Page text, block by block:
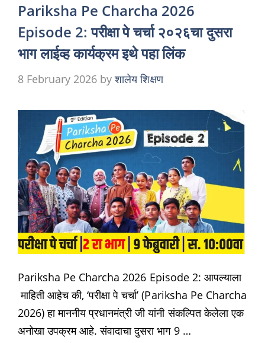
Pariksha Pe Charcha 2026
Episode 2: परीक्षा पे चर्चा २०२६चा दुसरा
भाग लाईव्ह कार्यक्रम इथे पहा लिंक
8 February 2026 byशालेय शिक्षण
Pariksha Pe Charcha 2026 Episode 2: आपल्याला
माहिती आहेच की, ‘परीक्षा पे चर्चा’ (Pariksha Pe Charcha
2026) हा माननीय प्रधानमंत्री जी यांनी संकल्पित केलेला एक
अनोखा उपक्रम आहे. संवादाचा दुसरा भाग 9 …